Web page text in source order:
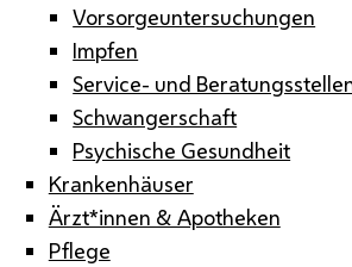
Vorsorgeuntersuchungen
Impfen
Service- und
Schwangerschaft
Psychische Gesundheit
Krankenhäuser
Ärzt*innen & Apotheken
Pflege